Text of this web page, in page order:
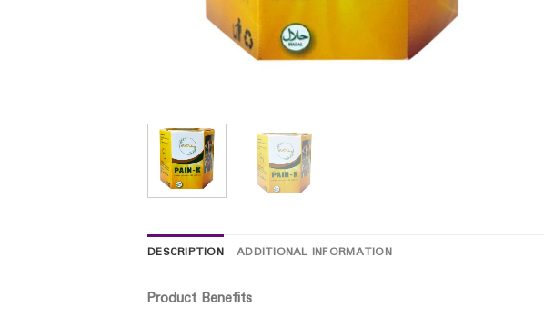
DESCRIPTION ADDITIONAL INFORMATION
Product Benefits